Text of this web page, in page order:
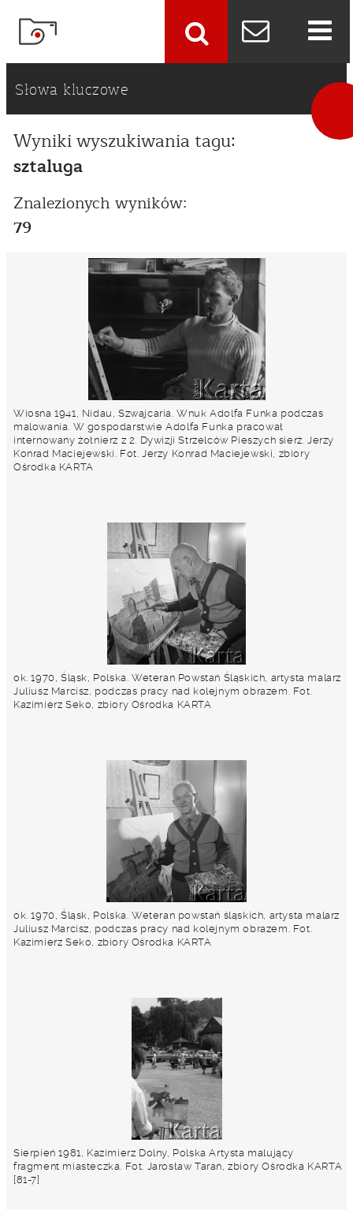
Słowa kluczowe
Wyniki wyszukiwania tagu:
sztaluga
Znalezionych wyników:
79
Wiosna 1941, Nidau, Szwajcaria. Wnuk Adolfa Funka podczas
malowania. W gospodarstwie Adolfa Funka pracował
internowany żołnierz z 2. Dywizji Strzelców Pieszych sierż. Jerzy
Konrad Maciejewski. Fot. Jerzy Konrad Maciejewski, zbiory
Ośrodka KARTA
ok. 1970, Śląsk, Polska. Weteran Powstań Śląskich, artysta malarz
Juliusz Marcisz, podczas pracy nad kolejnym obrazem. Fot.
Kazimierz Seko, zbiory Ośrodka KARTA
ok. 1970, Śląsk, Polska. Weteran powstań śląskich, artysta malarz
Juliusz Marcisz, podczas pracy nad kolejnym obrazem. Fot.
Kazimierz Seko, zbiory Ośrodka KARTA
Sierpień 1981, Kazimierz Dolny, Polska Artysta malujący
fragment miasteczka. Fot. Jarosław Tarań, zbiory Ośrodka KARTA
[81-7]